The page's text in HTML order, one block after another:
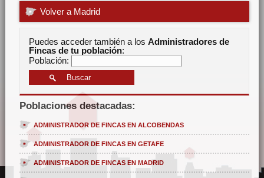
Volver a Madrid
Puedes acceder también a losAdministradores de
Fincas de tu población:
Población:
Poblaciones destacadas:
ADMINISTRADOR DE FINCAS EN ALCOBENDAS
ADMINISTRADOR DE FINCAS EN GETAFE
ADMINISTRADOR DE FINCAS EN MADRID